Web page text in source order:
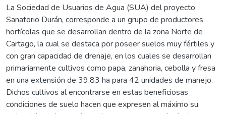
La Sociedad de Usuarios de Agua (SUA) del proyecto
Sanatorio Durán, corresponde a un grupo de productores
hortícolas que se desarrollan dentro de la zona Norte de
Cartago, la cual se destaca por poseer suelos muy fértiles y
con gran capacidad de drenaje, en los cuales se desarrollan
primariamente cultivos como papa, zanahoria, cebolla y fresa
en una extensión de 39.83 ha para 42 unidades de manejo.
Dichos cultivos al encontrarse en estas beneficiosas
condiciones de suelo hacen que expresen al máximo su